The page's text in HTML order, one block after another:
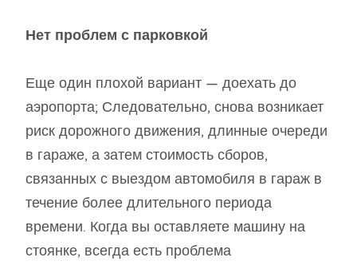
Нет проблем с парковкой
Еще один плохой вариант — доехать до
аэропорта; Следовательно, снова возникает
риск дорожного движения, длинные очереди
в гараже, а затем стоимость сборов,
связанных с выездом автомобиля в гараж в
течение более длительного периода
времени. Когда вы оставляете машину на
стоянке, всегда есть проблема